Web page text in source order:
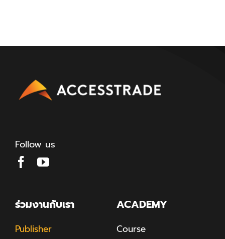
Follow us
ร่วมงานกับเรา
Publisher
ACADEMY
Course